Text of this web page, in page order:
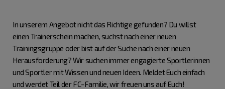
In unserem Angebot nicht das Richtige gefunden? Du willst
einen Trainerschein machen, suchst nach einer neuen
Trainingsgruppe oder bist auf der Suche nach einer neuen
Herausforderung? Wir suchen immer engagierte Sportlerinnen
und Sportler mit Wissen und neuen Ideen. Meldet Euch einfach
und werdet Teil der FC-Familie, wir freuen uns auf Euch!